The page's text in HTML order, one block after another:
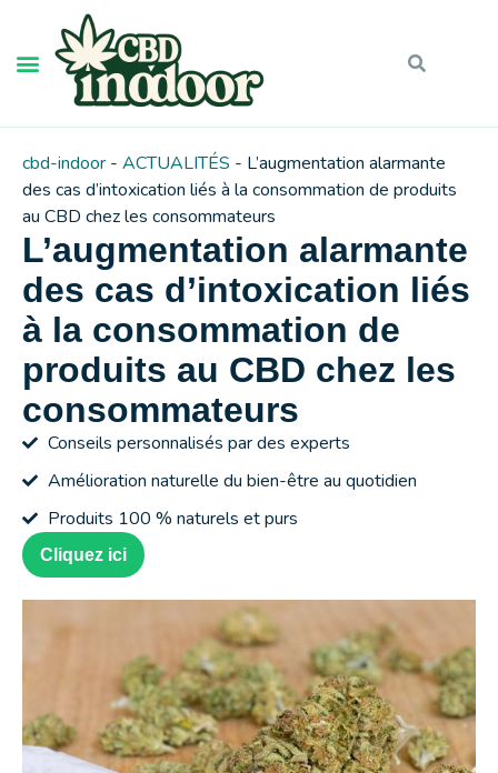
cbd-indoor - ACTUALITÉS - L’augmentation alarmante
des cas d’intoxication liés à la consommation de produits
au CBD chez les consommateurs
L’augmentation alarmante
des cas d’intoxication liés
à la consommation de
produits au CBD chez les
consommateurs
Conseils personnalisés par des experts
Amélioration naturelle du bien-être au quotidien
Produits 100 % naturels et purs
Cliquez ici